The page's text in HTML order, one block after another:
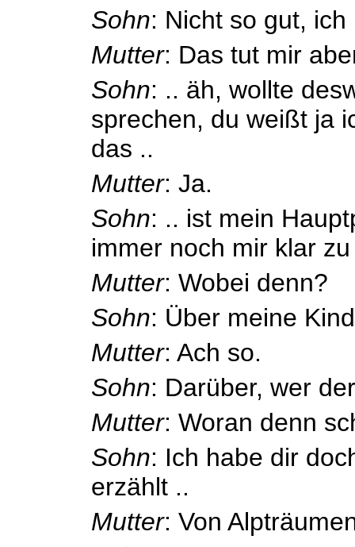
Sohn: Nicht so gut, ich
Mutter: Das tut mir
Sohn: .. äh, wollte
sprechen, du weißt ja
das ..
Mutter: Ja.
Sohn: .. ist mein
immer noch mir klar
Mutter: Wobei denn?
Sohn: Über meine
Mutter: Ach so.
Sohn: Darüber, wer
Mutter: Woran denn
Sohn: Ich habe dir
erzählt ..
Mutter: Von